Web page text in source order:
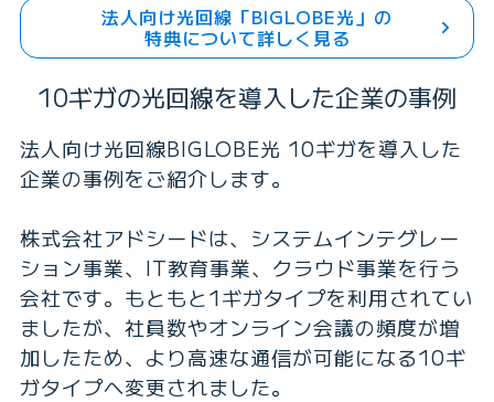
法人向け光回線「BIGLOBE光」の
特典について詳しく見る
10ギガの光回線を導入した企業の事例
法人向け光回線BIGLOBE光 10ギガを導入した
企業の事例をご紹介します。
株式会社アドシードは、システムインテグレー
ション事業、IT教育事業、クラウド事業を行う
会社です。もともと1ギガタイプを利用されてい
ましたが、社員数やオンライン会議の頻度が増
加したため、より高速な通信が可能になる10ギ
ガタイプへ変更されました。